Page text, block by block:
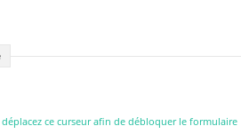
ce curseur afin de débloquer le formulaire